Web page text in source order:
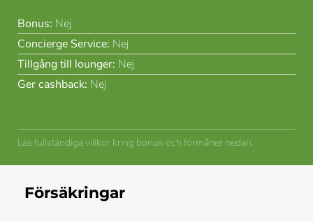
Bonus: Nej
Concierge Service: Nej
Tillgång till lounger: Nej
Ger cashback: Nej
Läs fullständiga villkor kring bonus och förmåner nedan.
Försäkringar